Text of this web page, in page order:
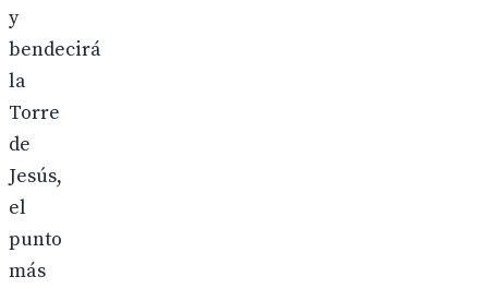
y
bendecirá
la
Torre
de
Jesús,
el
punto
más